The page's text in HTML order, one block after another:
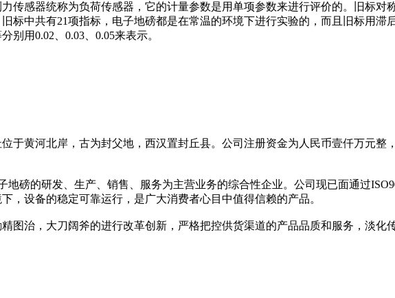
传感器统称为负荷传感器，它的计量参数是用单项参数来进行评价的。旧标
标中共有21项指标，电子地磅都是在常温的环境下进行实验的，而且旧标用
别用0.02、0.03、0.05来表示。
黄河北岸，古为封父地，西汉置封丘县。公司注册资金为人民币壹仟万元整
磅的研发、生产、销售、服务为主营业务的综合性企业。公司现已面通过
，设备的稳定可靠运行，是广大消费者心目中值得信赖的产品。
治，大刀阔斧的进行改革创新，严格把控供货渠道的产品品质和服务，淡化